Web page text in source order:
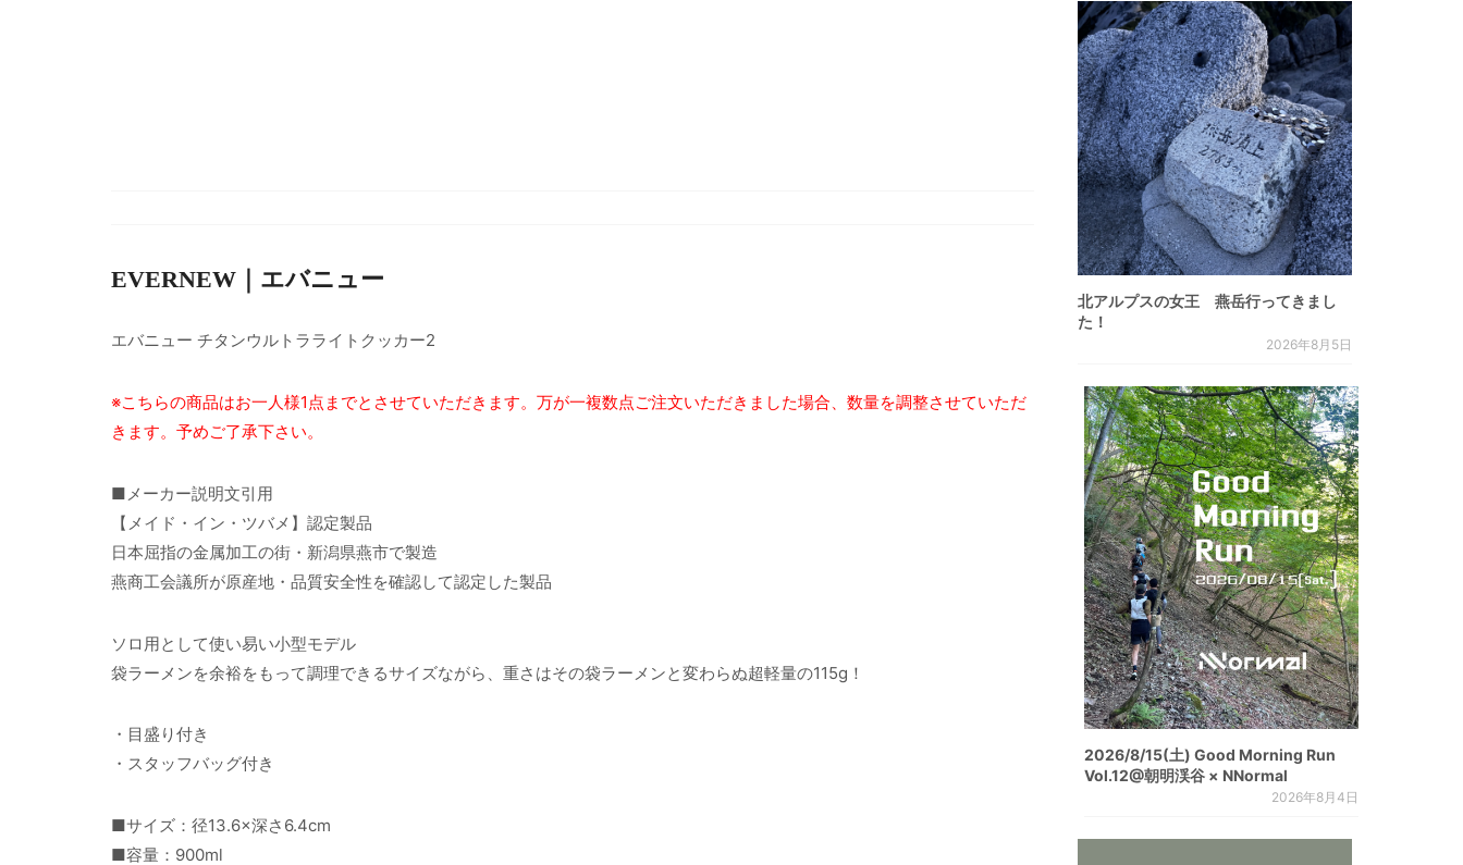
EVERNEW｜エバニュー
エバニュー チタンウルトラライトクッカー2
※こちらの商品はお一人様1点までとさせていただきます。万が一複数点ご注文いただきました場合、数量を調整させていただ
きます。予めご了承下さい。
■メーカー説明文引用
【メイド・イン・ツバメ】認定製品
日本屈指の金属加工の街・新潟県燕市で製造
燕商工会議所が原産地・品質安全性を確認して認定した製品
ソロ用として使い易い小型モデル
袋ラーメンを余裕をもって調理できるサイズながら、重さはその袋ラーメンと変わらぬ超軽量の115g！
・目盛り付き
・スタッフバッグ付き
■サイズ：径13.6×深さ6.4cm
■容量：900ml
北アルプスの女王 燕岳行ってきまし
た！
2026年8月5日
2026/8/15(土) Good Morning Run
Vol.12@朝明渓谷 × NNormal
2026年8月4日